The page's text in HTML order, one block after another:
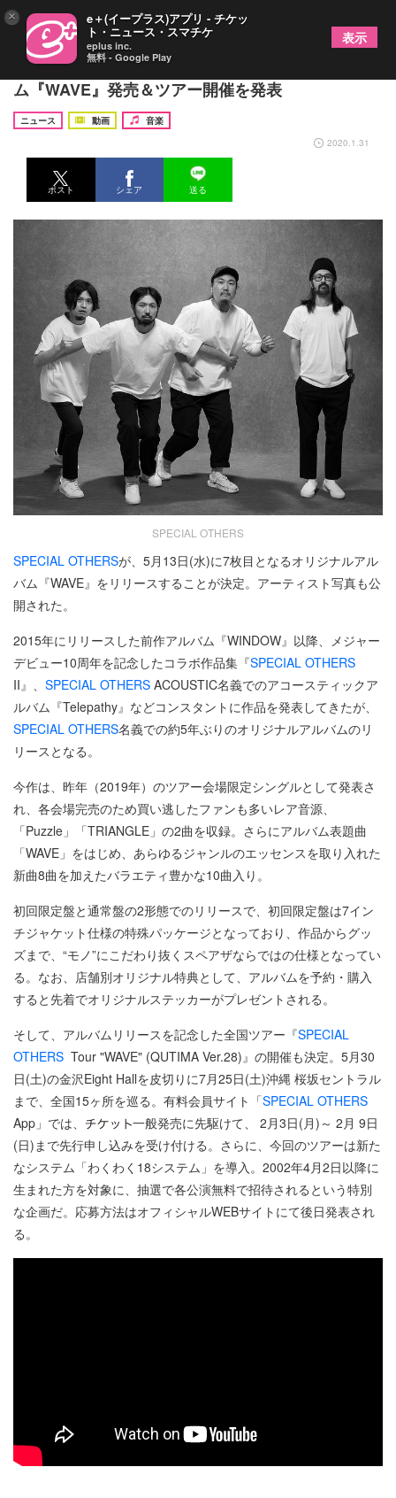
SPECIAL OTHERS 約5年ぶりオリジナルアルバ
ム『WAVE』発売＆ツアー開催を発表
ニュース 動画
音楽
2020.1.31
ポスト シェア 送る
SPECIAL OTHERS
SPECIAL OTHERSが、5月13日(水)に7枚目となるオリジナルアル
バム『WAVE』をリリースすることが決定。アーティスト写真も公
開された。
2015年にリリースした前作アルバム『WINDOW』以降、メジャー
デビュー10周年を記念したコラボ作品集『SPECIAL OTHERS
II』、 SPECIAL OTHERS ACOUSTIC名義でのアコースティックア
ルバム『Telepathy』などコンスタントに作品を発表してきたが、
SPECIAL OTHERS名義での約5年ぶりのオリジナルアルバムのリ
リースとなる。
今作は、昨年（2019年）のツアー会場限定シングルとして発表さ
れ、各会場完売のため買い逃したファンも多いレア音源、
「Puzzle」「TRIANGLE」の2曲を収録。さらにアルバム表題曲
「WAVE」をはじめ、あらゆるジャンルのエッセンスを取り入れた
新曲8曲を加えたバラエティ豊かな10曲入り。
初回限定盤と通常盤の2形態でのリリースで、初回限定盤は7イン
チジャケット仕様の特殊パッケージとなっており、作品からグッ
ズまで、“モノ”にこだわり抜くスペアザならではの仕様となってい
る。なお、店舗別オリジナル特典として、アルバムを予約・購入
すると先着でオリジナルステッカーがプレゼントされる。
そして、アルバムリリースを記念した全国ツアー『SPECIAL
OTHERS Tour "WAVE" (QUTIMA Ver.28)』の開催も決定。5月30
日(土)の金沢Eight Hallを皮切りに7月25日(土)沖縄 桜坂セントラル
まで、全国15ヶ所を巡る。有料会員サイト「SPECIAL OTHERS
App」では、
一般発売に先駆けて、 2月3日(月)～ 2月 9日
(日)まで先行申し込みを受け付ける。さらに、今回のツアーは新た
なシステム「わくわく18システム」を導入。2002年4月2日以降に
生まれた方を対象に、抽選で各公演無料で招待されるという特別
な企画だ。応募方法はオフィシャルWEBサイトにて後日発表され
る。
× e＋(イープラス)アプリ - チケッ
ト・ニュース・スマチケ
eplus inc.
無料 - Google Play
表示